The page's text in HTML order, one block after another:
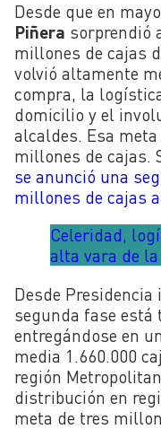
Desde que en
Piñera sorprendió
millones de cajas
volvió altamente
compra, la
domicilio y el
alcaldes. Esa
millones de cajas.
se anunció una
millones de cajas
Celeridad,
alta vara de
Desde
segunda fase
entregándose en
media 1.660.000
región
distribución en
meta de tres